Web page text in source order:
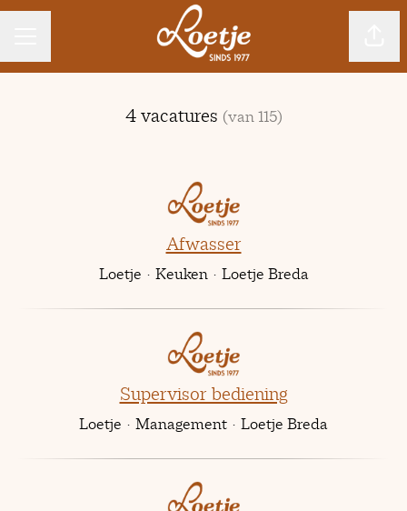
4 vacatures (van 115)
Afwasser
Loetje · Keuken · Loetje Breda
Supervisor bediening
Loetje · Management · Loetje Breda